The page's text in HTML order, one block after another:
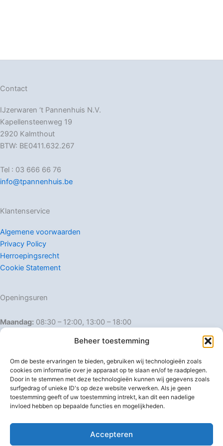
Beheer toestemming
Om de beste ervaringen te bieden, gebruiken wij technologieën zoals
cookies om informatie over je apparaat op te slaan en/of te raadplegen.
Door in te stemmen met deze technologieën kunnen wij gegevens zoals
surfgedrag of unieke ID's op deze website verwerken. Als je geen
toestemming geeft of uw toestemming intrekt, kan dit een nadelige
invloed hebben op bepaalde functies en mogelijkheden.
Accepteren
Contact
IJzerwaren ‘t Pannenhuis N.V.
Kapellensteenweg 19
2920 Kalmthout
BTW: BE0411.632.267
Tel : 03 666 66 76
info@tpannenhuis.be
Klantenservice
Algemene voorwaarden
Privacy Policy
Herroepingsrecht
Cookie Statement
Openingsuren
Maandag: 08:30 – 12:00, 13:00 – 18:00
Dinsdag:
08:30 – 12:00, 13:00 – 18:00
Donderdag: 08:30 – 12:00, 13:00 – 18:00
Vrijdag: 08:30 – 12:00, 13:00 – 18:00
Zaterdag: 08:30 – 16:00
Zondag: Gesloten